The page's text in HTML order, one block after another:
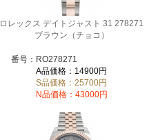
ロレックス デイトジャスト 31 278271
ブラウン（チョコ）
番号：RO278271
A品価格：14900円
S品価格：25700円
N品価格：43000円